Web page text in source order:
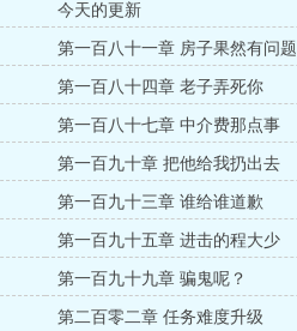
今天的更新
第一百八十一章 房子果然有问题
第一百八十四章 老子弄死你
第一百八十七章 中介费那点事
第一百九十章 把他给我扔出去
第一百九十三章 谁给谁道歉
第一百九十五章 进击的程大少
第一百九十九章 骗鬼呢？
第二百零二章 任务难度升级